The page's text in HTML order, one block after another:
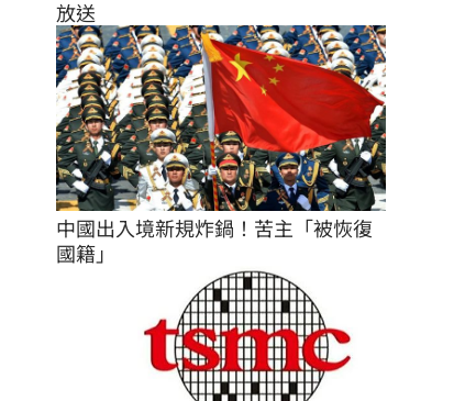
放送
中國出入境新規炸鍋！苦主「被恢復
國籍」